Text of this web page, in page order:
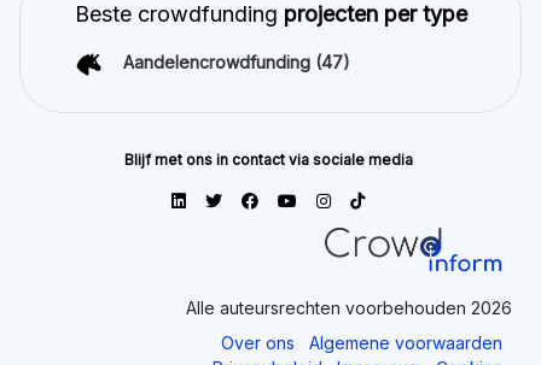
Beste crowdfunding projecten per type
Aandelencrowdfunding (47)
Blijf met ons in contact via sociale media
Alle auteursrechten voorbehouden 2026
Over ons
Algemene voorwaarden